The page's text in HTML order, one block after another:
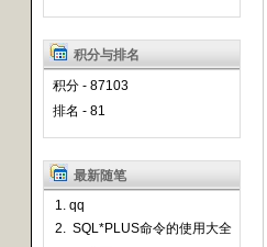
积分与排名
积分 - 87103
排名 - 81
最新随笔
1. qq
2. SQL*PLUS命令的使用大全